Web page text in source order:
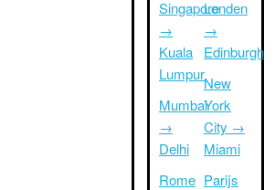
Singapore
→
Kuala
Lumpur
Mumbai
→
Delhi
Rome
Londen
→
Edinburgh
New
York
City →
Miami
Parijs